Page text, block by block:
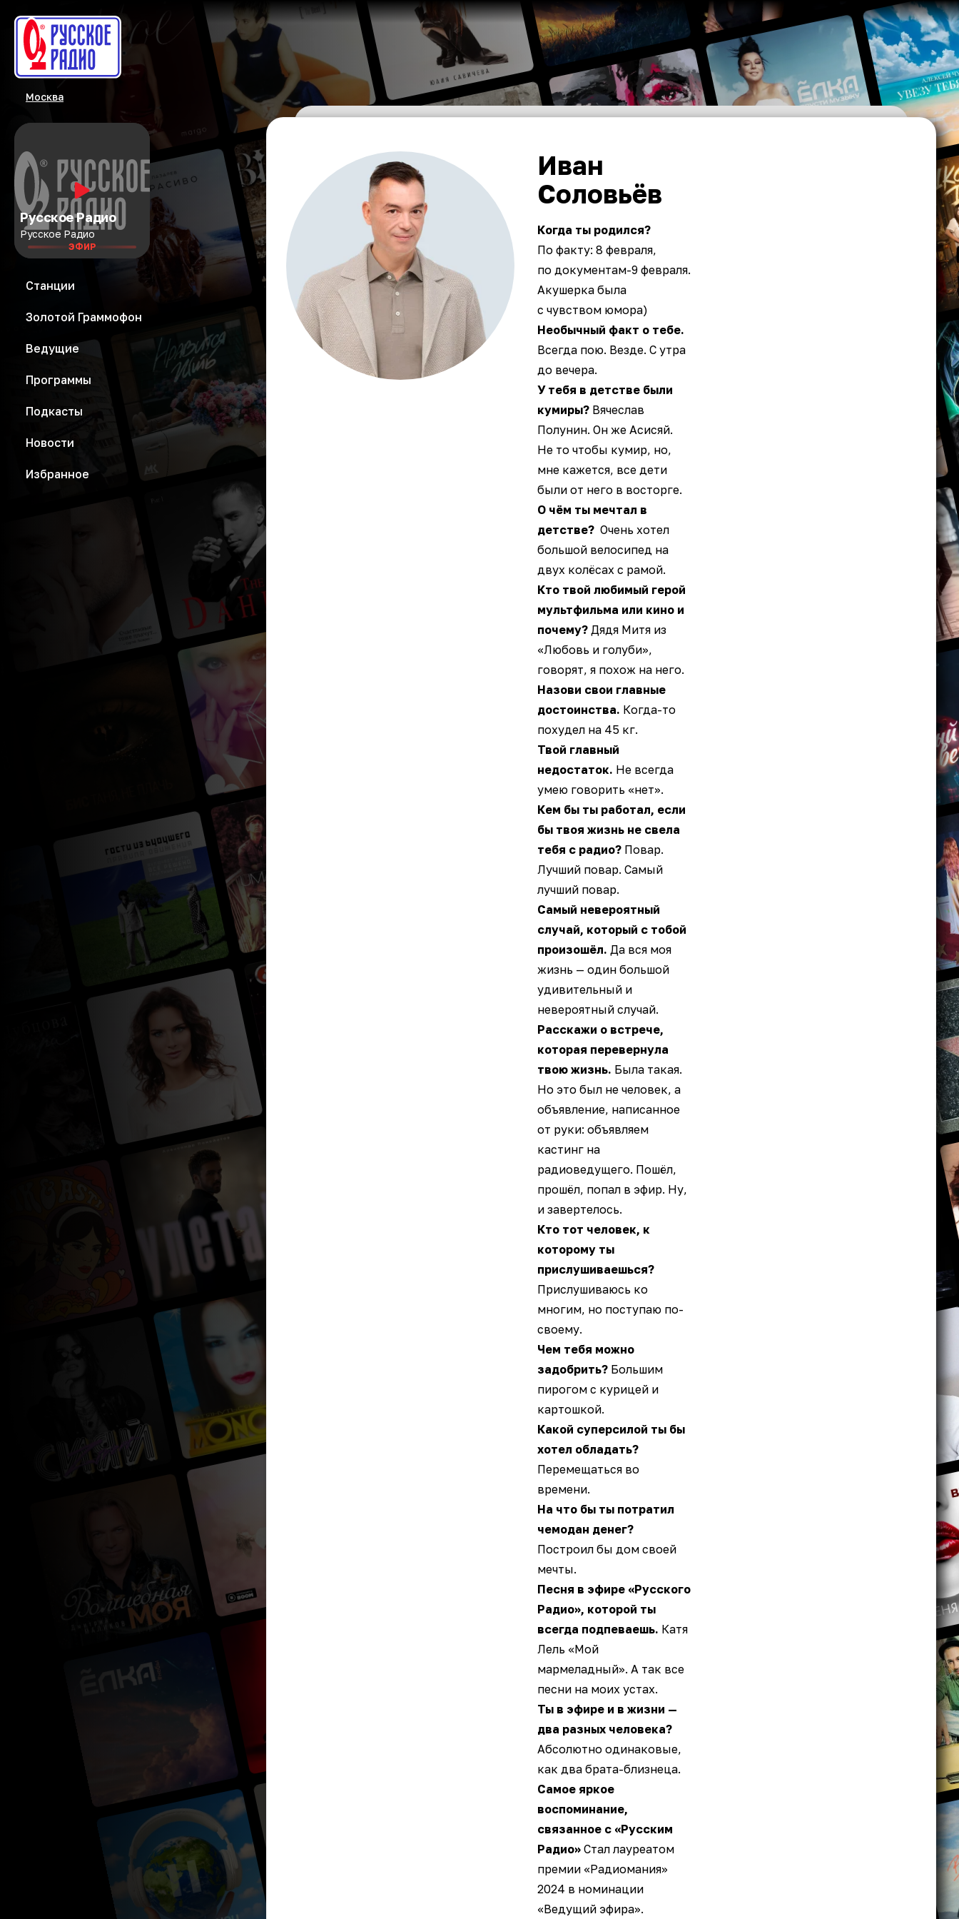
Москва
Русское Радио
Русское Радио
ЭФИР
Станции
Золотой Граммофон
Ведущие
Программы
Подкасты
Новости
Избранное
Иван
Соловьёв
Когда ты родился?
По факту: 8 февраля,
по документам-9 февраля.
Акушерка была
с чувством юмора)
Необычный факт о тебе.
Всегда пою. Везде. С утра
до вечера.
У тебя в детстве были
кумиры? Вячеслав
Полунин. Он же Асисяй.
Не то чтобы кумир, но,
мне кажется, все дети
были от него в восторге.
О чём ты мечтал в
детстве? Очень хотел
большой велосипед на
двух колёсах с рамой.
Кто твой любимый герой
мультфильма или кино и
почему? Дядя Митя из
«Любовь и голуби»,
говорят, я похож на него.
Назови свои главные
достоинства. Когда-то
похудел на 45 кг.
Твой главный
недостаток. Не всегда
умею говорить «нет».
Кем бы ты работал, если
бы твоя жизнь не свела
тебя с радио? Повар.
Лучший повар. Самый
лучший повар.
Самый невероятный
случай, который с тобой
произошёл. Да вся моя
жизнь — один большой
удивительный и
невероятный случай.
Расскажи о встрече,
которая перевернула
твою жизнь. Была такая.
Но это был не человек, а
объявление, написанное
от руки: объявляем
кастинг на
радиоведущего. Пошёл,
прошёл, попал в эфир. Ну,
и завертелось.
Кто тот человек, к
которому ты
прислушиваешься?
Прислушиваюсь ко
многим, но поступаю по-
своему.
Чем тебя можно
задобрить? Большим
пирогом с курицей и
картошкой.
Какой суперсилой ты бы
хотел обладать?
Перемещаться во
времени.
На что бы ты потратил
чемодан денег?
Построил бы дом своей
мечты.
Песня в эфире «Русского
Радио», которой ты
всегда подпеваешь. Катя
Лель «Мой
мармеладный». А так все
песни на моих устах.
Ты в эфире и в жизни —
два разных человека?
Абсолютно одинаковые,
как два брата-близнеца.
Самое яркое
воспоминание,
связанное с «Русским
Радио» Стал лауреатом
премии «Радиомания»
2024 в номинации
«Ведущий эфира».